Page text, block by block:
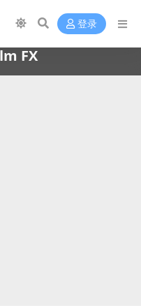
登录
FX